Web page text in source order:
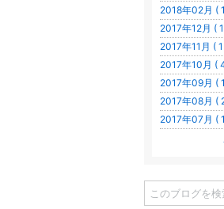
2018年02月 (
2017年12月 (
2017年11月 (
2017年10月 (
2017年09月 (
2017年08月 (
2017年07月 (